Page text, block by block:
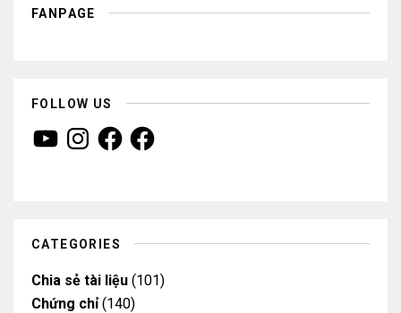
FANPAGE
FOLLOW US
Y
o
n
m
F
a
F
a
CATEGORIES
Chia sẻ tài liệu (101)
Chứng chỉ(140)